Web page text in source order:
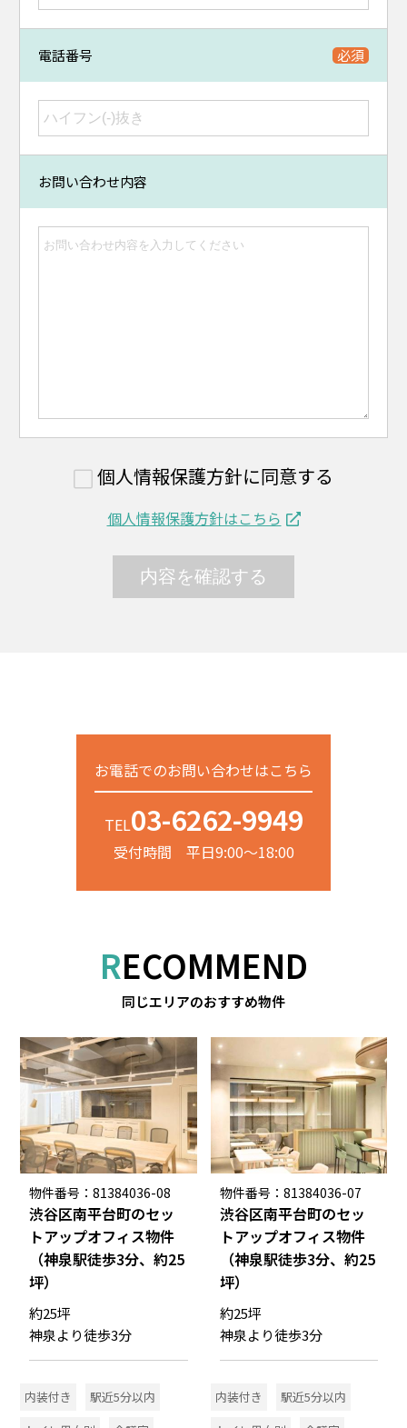
電話番号
お問い合わせ内容
個人情報保護方針に同意する
個人情報保護方針はこちら
お電話でのお問い合わせはこちら
TEL03-6262-9949
受付時間 平日9:00～18:00
RECOMMEND
同じエリアのおすすめ物件
物件番号：81384036-08
渋谷区南平台町のセッ
トアップオフィス物件
（神泉駅徒歩3分、約25
坪）
約25坪
神泉より徒歩3分
内装付き
駅近5分以内
物件番号：81384036-07
渋谷区南平台町のセッ
トアップオフィス物件
（神泉駅徒歩3分、約25
坪）
約25坪
神泉より徒歩3分
内装付き
駅近5分以内